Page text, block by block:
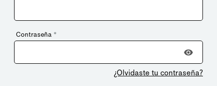
Contraseña *
¿Olvidaste tu contraseña?